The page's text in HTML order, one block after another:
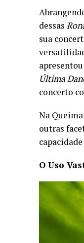
dessas
sua
Última
concerto
Na
outras
O Uso